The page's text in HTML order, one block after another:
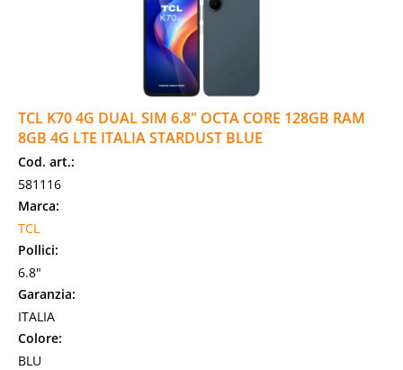
TCL K70 4G DUAL SIM 6.8" OCTA CORE 128GB RAM
8GB 4G LTE ITALIA STARDUST BLUE
Cod. art.:
581116
Marca:
TCL
Pollici:
6.8"
Garanzia:
ITALIA
Colore:
BLU